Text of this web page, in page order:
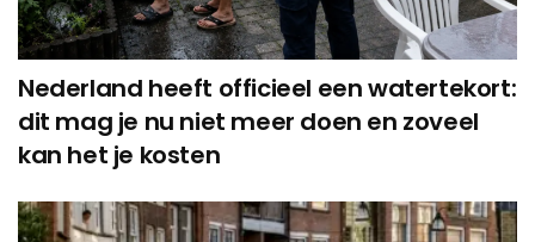
Nederland heeft officieel een watertekort:
dit mag je nu niet meer doen en zoveel
kan het je kosten